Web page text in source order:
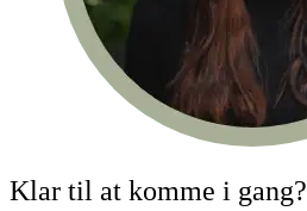
Klar til at komme i gang?